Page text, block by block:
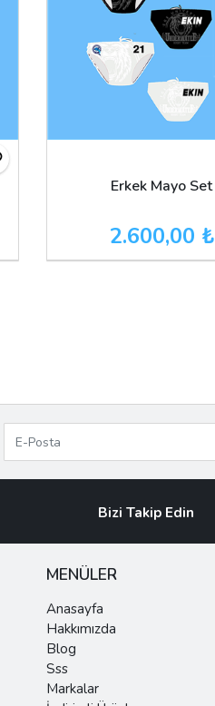
Erkek Mayo Set
2.600,00 ₺
Bizi Takip Edin
MENÜLER
Anasayfa
Hakkımızda
Blog
Sss
Markalar